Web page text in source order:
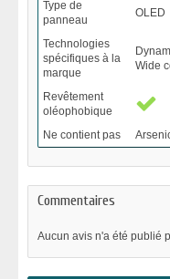
Type de
panneau
OLED
Technologies
spécifiques à la
marque
Wide
Revêtement
oléophobique
Ne contient pas
Commentaires
Aucun avis n'a été publié